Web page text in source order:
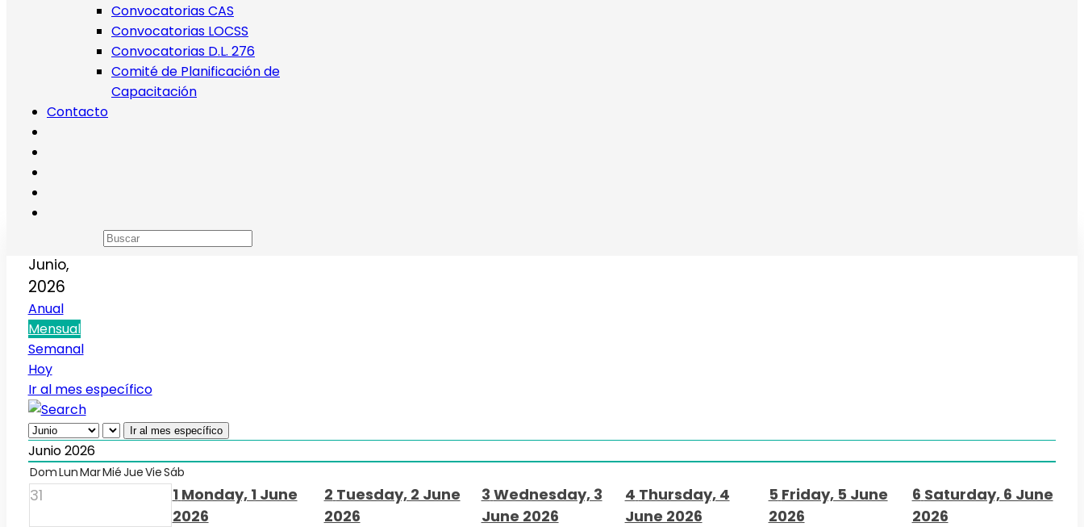
Convocatorias CAS
Convocatorias LOCSS
Convocatorias D.L. 276
Comité de Planificación de
Capacitación
Contacto
Calendario de eventos
Junio,
2026
Anual
Mensual
Semanal
Hoy
Ir al mes específico
Ir al mes específico
Junio 2026
DomLunMarMiéJueVieSáb
31 1 Monday, 1 June
2026
2 Tuesday, 2 June
2026
3 Wednesday, 3
June 2026
4 Thursday, 4
June 2026
5 Friday, 5 June
2026
6 Saturday, 6 June
2026